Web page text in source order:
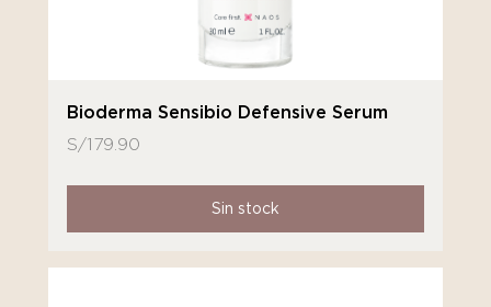
Bioderma Sensibio Defensive Serum
S/179.90
Sin stock